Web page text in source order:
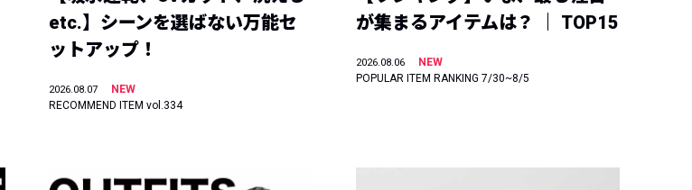
etc.】シーンを選ばない万能セ
ットアップ！
2026.08.07
NEW
RECOMMEND ITEM vol.334
が集まるアイテムは？ ｜ TOP15
2026.08.06
NEW
POPULAR ITEM RANKING 7/30~8/5